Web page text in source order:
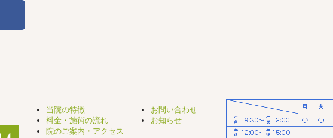
当院の特徴
料金・施術の流れ
院のご案内・アクセス
お問い合わせ
お知らせ